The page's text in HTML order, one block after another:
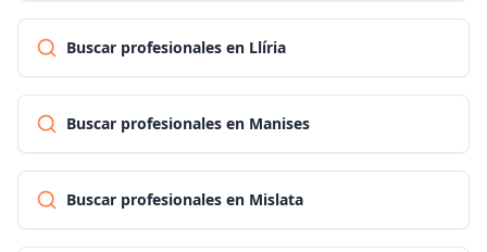
Buscar profesionales en Llíria
Buscar profesionales en Manises
Buscar profesionales en Mislata